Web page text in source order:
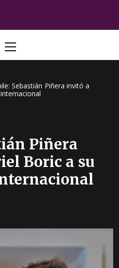
Viral
Menu
Sebastián Piñera invitó a
Piñera
Boric a su